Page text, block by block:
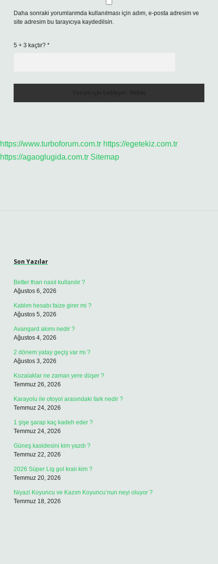
Daha sonraki yorumlarımda kullanılması için adım, e-posta adresim ve
site adresim bu tarayıcıya kaydedilsin.
5 + 3 kaçtır? *
https://www.turboforum.com.tr https://egetekiz.com.tr
https://agaoglugida.com.tr Sitemap
Son Yazılar
Better than nasıl kullanılır ?
Ağustos 6, 2026
Katılım hesabı faize girer mi ?
Ağustos 5, 2026
Avangard akımı nedir ?
Ağustos 4, 2026
2 dönem yatay geçiş var mı ?
Ağustos 3, 2026
Kozalaklar ne zaman yere düşer ?
Temmuz 26, 2026
Karayolu ile otoyol arasındaki fark nedir ?
Temmuz 24, 2026
1 şişe şarap kaç kadeh eder ?
Temmuz 24, 2026
Güneş kasidesini kim yazdı ?
Temmuz 22, 2026
2026 Süper Lig gol kralı kim ?
Temmuz 20, 2026
Niyazi Koyuncu ve Kazım Koyuncu’nun neyi oluyor ?
Temmuz 18, 2026